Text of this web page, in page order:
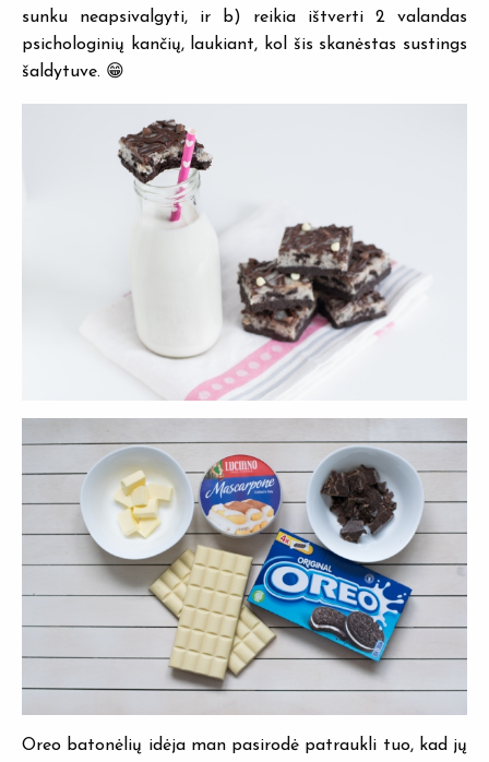
sunku neapsivalgyti, ir b) reikia ištverti 2 valandas
psichologinių kančių, laukiant, kol šis skanėstas sustings
šaldytuve. 😁
Oreo batonėlių idėja man pasirodė patraukli tuo, kad jų